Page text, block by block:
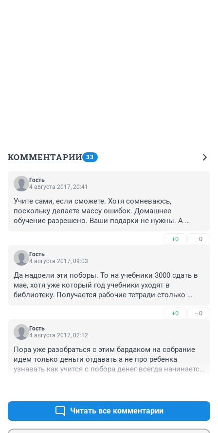
КОММЕНТАРИИ 33
Гость
4 августа 2017, 20:41
Учите сами, если сможете. Хотя сомневаюсь,
поскольку делаете массу ошибок. Домашнее
обучение разрешено. Ваши подарки не нужны. А
родительского собрания. Детей нарожаете и ждете,
чтобы их кто-то обмывал, одевал, штаны менял...А
затем обучал за мизерную ставку. А вы будете,
средства вкладывают родители, тоже все платно.
+0 –0
Гость
4 августа 2017, 09:03
Да надоели эти поборы. То на учебники 3000 сдать в
мае, хотя уже который год учебники уходят в
библиотеку. Получается рабочие тетради столько
под роспись. То стены в коридоре покрасить, то
светильники в классе сменить, парты и то, на свои
покупали. Нас еще упрекают в том, что прошлый
уборку, за ритмику(на кой она вообще нужна) тоже
платить. За четверть сдаем по 2000, итого за учебный
год 8000+3000 на учебники. Итого 11000 Не считая
+0 –0
Гость
4 августа 2017, 02:12
Пора уже разобраться с этим бардаком на собрание
идем только деньги отдавать а не про ребенка
узнавать как учится с побора денег всегда начинается
цветы и подарки тоскают у них дети хорошие и
оценки ставят хорошие отличники да ударники
Разберитесь пожалуйста товарищи ЧИНОВНИКИ
Читать все комментарии